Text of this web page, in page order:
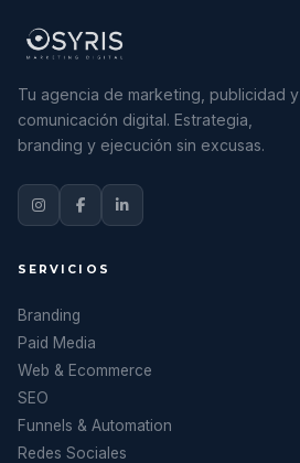
Tu agencia de marketing, publicidad y
comunicación digital. Estrategia,
branding y ejecución sin excusas.
SERVICIOS
Branding
Paid Media
Web & Ecommerce
SEO
Funnels & Automation
Redes Sociales